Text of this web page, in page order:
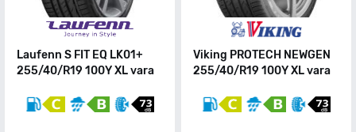
Laufenn S FIT EQ LK01+
255/40/R19 100Y XL vara
Viking PROTECH NEWGEN
255/40/R19 100Y XL vara